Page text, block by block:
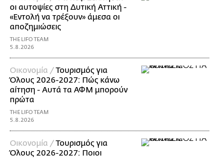
οι αυτοψίες στη Δυτική Αττική -
«Εντολή να τρέξουν» άμεσα οι
αποζημιώσεις
THE LIFO TEAM
5.8.2026
Οικονομία /Τουρισμός για
Όλους 2026-2027: Πώς κάνω
αίτηση - Αυτά τα ΑΦΜ μπορούν
πρώτα
THE LIFO TEAM
5.8.2026
Οικονομία /Τουρισμός για
Όλους 2026-2027: Ποιοι